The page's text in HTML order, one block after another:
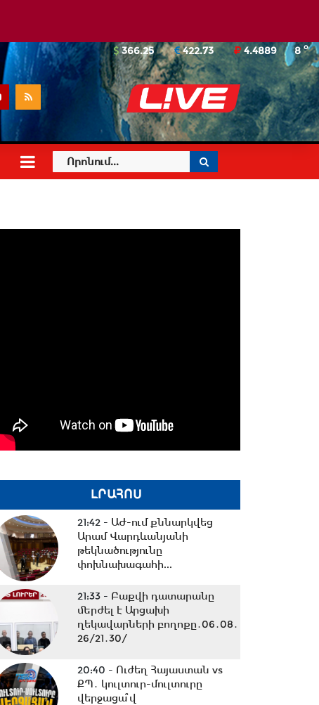
8o
366.25 422.73 4.4889
ԼՐԱՀՈՍ
21:42 - ԱԺ-ում քննարկվեց
Արամ Վարդևանյանի
թեկնածությունը
փոխնախագահի...
21:33 - Բաքվի դատարանը
մերժել է Արցախի
ղեկավարների բողոքը․06․08․
26/21․30/
20:40 - Ուժեղ Հայաստան vs
ՔՊ․ կուլտուր-մուլտուրը
վերջացա՞վ